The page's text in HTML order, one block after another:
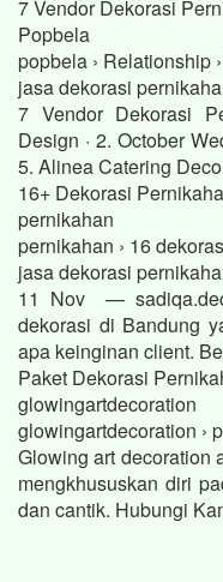
7 Vendor Dekorasi
Popbela
popbela › Relationship
jasa dekorasi
7 Vendor Dekorasi
Design · 2. October
5. Alinea Catering
16+ Dekorasi
pernikahan
pernikahan › 16
jasa dekorasi
11 Nov —
dekorasi di Bandung
apa keinginan client.
Paket Dekorasi
glowingartdecoration
glowingartdecoration ›
Glowing art decoration
mengkhususkan diri
dan cantik. Hubungi